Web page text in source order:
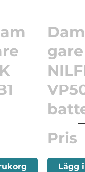
gare
Pris
Lägg